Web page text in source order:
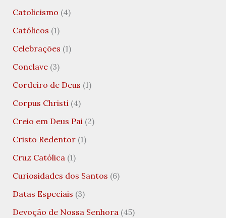
Catolicismo (4)
Católicos (1)
Celebrações (1)
Conclave(3)
Cordeiro de Deus (1)
Corpus Christi(4)
Creio em Deus Pai(2)
Cristo Redentor(1)
Cruz Católica(1)
Curiosidades dos Santos (6)
Datas Especiais (3)
Devoção de Nossa Senhora(45)